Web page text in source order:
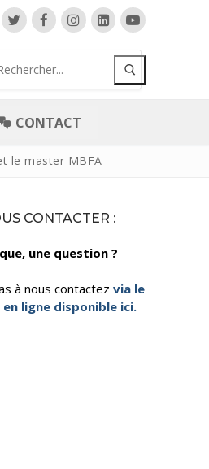
CONTACT
le master MBFA
CONTACTER :
une question ?
à nous contactez via le
ligne disponible ici.